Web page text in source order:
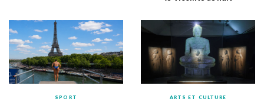
SPORT ARTS ET CULTURE